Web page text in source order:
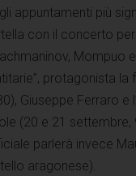
appuntamenti più
con il concerto
Mompuo
protagonista la
Giuseppe Ferraro
(20 e 21 settembre,
parlerà invece
aragonese).